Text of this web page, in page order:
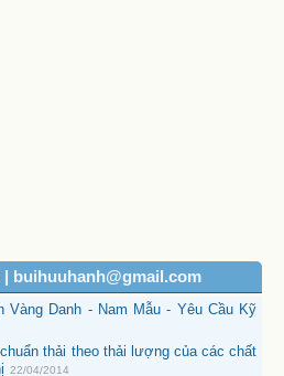
| buihuuhanh@gmail.com
Vàng Danh - Nam Mẫu - Yêu Cầu Kỹ
thải theo thải lượng của các chất
22/04/2014